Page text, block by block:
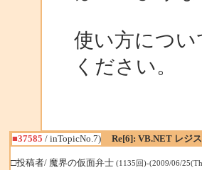
使い方につ
ください。
■37585 / inTopicNo.7) Re[6]: VB.NET レジ
□投稿者/ 魔界の仮面弁士 (1135回)-(2009/06/